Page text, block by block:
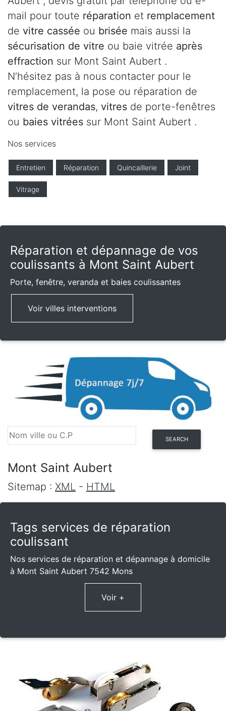
mail pour toute réparation et remplacement
de vitre cassée ou brisée mais aussi la
sécurisation de vitre ou baie vitrée après
effraction sur Mont Saint Aubert .
N’hésitez pas à nous contacter pour le
remplacement, la pose ou réparation de
vitres de verandas, vitres de porte-fenêtres
ou baies vitrées sur Mont Saint Aubert .
Nos services
Entretien Réparation Quincaillerie Joint
Vitrage
Réparation et dépannage de vos
coulissants à Mont Saint Aubert
Porte, fenêtre, veranda et baies coulissantes
Voir villes interventions
SEARCH
Mont Saint Aubert
Sitemap : XML - HTML
Tags services de réparation
coulissant
Nos services de réparation et dépannage à domicile
à Mont Saint Aubert 7542 Mons
Voir +